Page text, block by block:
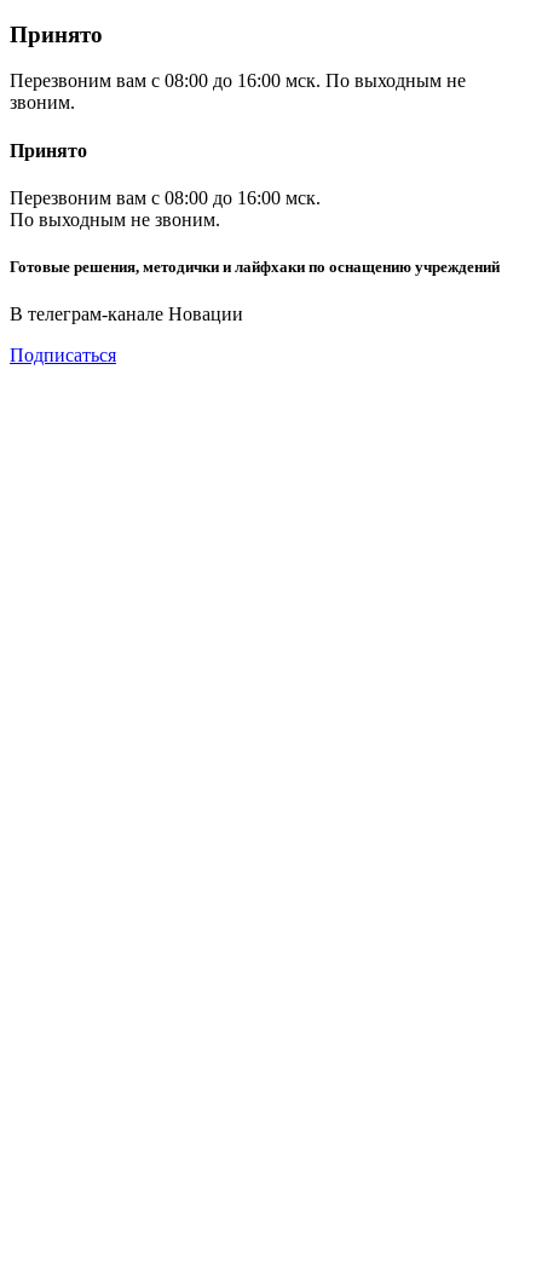
Принято
Перезвоним вам с 08:00 до 16:00 мск. По выходным не
звоним.
Принято
Перезвоним вам с 08:00 до 16:00 мск.
По выходным не звоним.
Готовые решения, методички и лайфхаки по оснащению учреждений
В телеграм-канале Новации
Подписаться